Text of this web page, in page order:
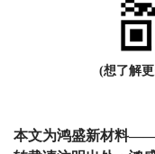
(想了解
本文为鸿盛新材料——